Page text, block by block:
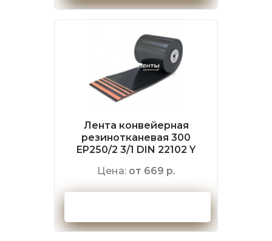
Лента конвейерная
резинотканевая 300
EP250/2 3/1 DIN 22102 Y
Цена: от 669 р.